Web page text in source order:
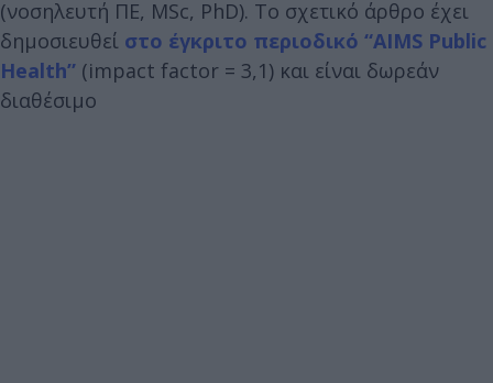
(νοσηλευτή ΠΕ, MSc, PhD). Το σχετικό άρθρο έχει
δημοσιευθεί στο έγκριτο περιοδικό “AIMS Public
Health” (impact factor = 3,1) και είναι δωρεάν
διαθέσιμο